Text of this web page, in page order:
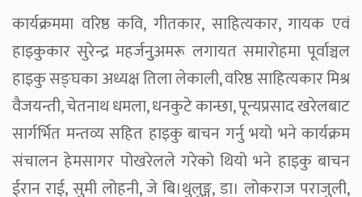
कार्यक्रममा वरिष्ठ कवि, गीतकार, साहित्यकार, गायक एवं
हाइकुकार सुरेन्द्र महर्जनुुअमरू लगायत समारोहमा पूर्वाञ्चल
हाइकु सङ्घका अध्यक्ष तिला लेकाली, वरिष्ठ साहित्यकार मिश्र
वैजयन्ती, चेतनाथ धमला, धनकुटे कान्छा, पून्यप्रसाद खरेलबाट
सार्गर्भित मन्तव्य सहित हाइकु बाचन गर्नु भयो भने कार्यक्रम
संचालन हेमसागर पोखरेलले गरेको थियो भने हाइकु बाचन
ईरान राई, सुमी लोहनी, जे बि।थुलुङ्ग, डा। लोकराज पराजुली,